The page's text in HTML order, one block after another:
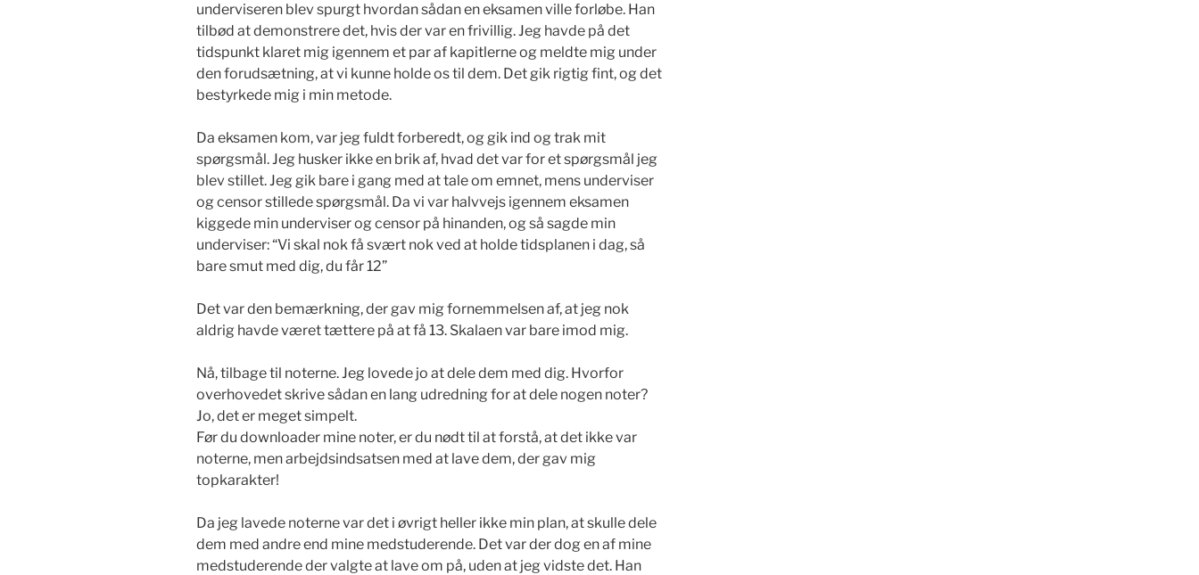
underviseren blev spurgt hvordan sådan en eksamen ville forløbe. Han
tilbød at demonstrere det, hvis der var en frivillig. Jeg havde på det
tidspunkt klaret mig igennem et par af kapitlerne og meldte mig under
den forudsætning, at vi kunne holde os til dem. Det gik rigtig fint, og det
bestyrkede mig i min metode.
Da eksamen kom, var jeg fuldt forberedt, og gik ind og trak mit
spørgsmål. Jeg husker ikke en brik af, hvad det var for et spørgsmål jeg
blev stillet. Jeg gik bare i gang med at tale om emnet, mens underviser
og censor stillede spørgsmål. Da vi var halvvejs igennem eksamen
kiggede min underviser og censor på hinanden, og så sagde min
underviser: “Vi skal nok få svært nok ved at holde tidsplanen i dag, så
bare smut med dig, du får 12”
Det var den bemærkning, der gav mig fornemmelsen af, at jeg nok
aldrig havde været tættere på at få 13. Skalaen var bare imod mig.
Nå, tilbage til noterne. Jeg lovede jo at dele dem med dig. Hvorfor
overhovedet skrive sådan en lang udredning for at dele nogen noter?
Jo, det er meget simpelt.
Før du downloader mine noter, er du nødt til at forstå, at det ikke var
noterne, men arbejdsindsatsen med at lave dem, der gav mig
topkarakter!
Da jeg lavede noterne var det i øvrigt heller ikke min plan, at skulle dele
dem med andre end mine medstuderende. Det var der dog en af mine
medstuderende der valgte at lave om på, uden at jeg vidste det. Han